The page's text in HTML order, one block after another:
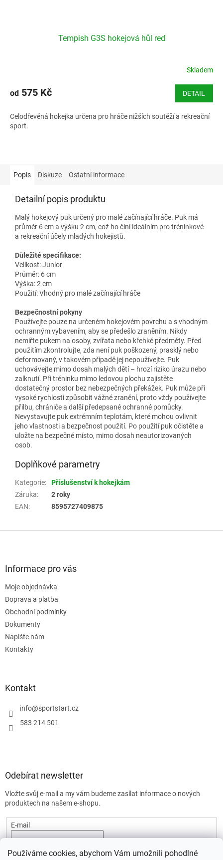
Používáme cookies, abychom Vám umožnili pohodlné
Tempish G3S hokejová hůl red
Skladem
od 575 Kč DETAIL
Celodřevěná hokejka určena pro hráče nižších soutěží a rekreační
sport.
Popis Diskuze Ostatní informace
Detailní popis produktu
Malý hokejový puk určený pro malé začínající hráče. Puk má
průměr 6 cm a výšku 2 cm, což ho činí ideálním pro tréninkové
a rekreační účely mladých hokejistů.
Důležité specifikace:
Velikost: Junior
Průměr: 6 cm
Výška: 2 cm
Použití: Vhodný pro malé začínající hráče
Bezpečnostní pokyny
Používejte pouze na určeném hokejovém povrchu a s vhodným
ochranným vybavením, aby se předešlo zraněním. Nikdy
nemiřte pukem na osoby, zvířata nebo křehké předměty. Před
použitím zkontrolujte, zda není puk poškozený, prasklý nebo
deformovaný, v takovém případě jej nepoužívejte. Puk
uchovávejte mimo dosah malých dětí – hrozí riziko úrazu nebo
zalknutí. Při tréninku mimo ledovou plochu zajistěte
dostatečný prostor bez nebezpečných překážek. Puk může při
vysoké rychlosti způsobit vážné zranění, proto vždy používejte
přilbu, chrániče a další předepsané ochranné pomůcky.
Nevystavujte puk extrémním teplotám, které mohou ovlivnit
jeho vlastnosti a bezpečnost použití. Po použití puk očistěte a
uložte na bezpečné místo, mimo dosah neautorizovaných
osob.
Doplňkové parametry
Kategorie:
Příslušenství k hokejkám
Záruka:
2 roky
EAN: 8595727409875
Informace pro vás
Moje objednávka
Doprava a platba
Obchodní podmínky
Dokumenty
Napište nám
Kontakty
Kontakt
info@sportstart.cz
583 214 501
Odebírat newsletter
Vložte svůj e-mail a my vám budeme zasílat informace o nových
produktech na našem e-shopu.
E-mail
údajů.